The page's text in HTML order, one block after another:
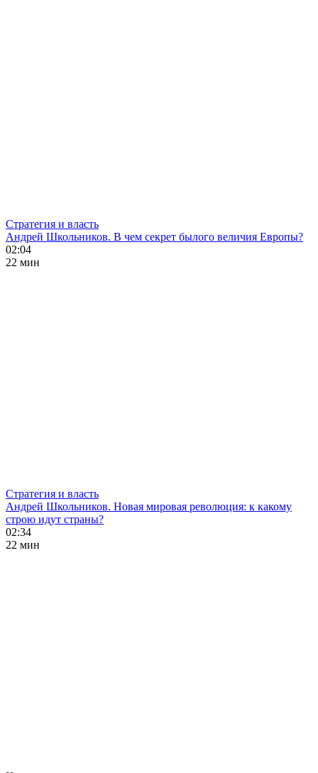
Стратегия и власть
Андрей Школьников. В чем секрет былого величия Европы?
02:04
22 мин
Стратегия и власть
Андрей Школьников. Новая мировая революция: к какому
строю идут страны?
02:34
22 мин